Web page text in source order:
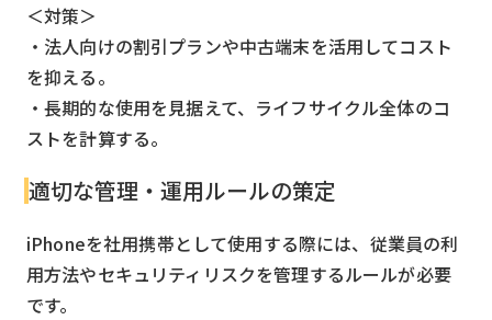
＜対策＞
・法人向けの割引プランや中古端末を活用してコスト
を抑える。
・長期的な使用を見据えて、ライフサイクル全体のコ
ストを計算する。
適切な管理・運用ルールの策定
iPhoneを社用携帯として使用する際には、従業員の利
用方法やセキュリティリスクを管理するルールが必要
です。